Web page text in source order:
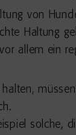
von
Haltung
allem ein
solche,